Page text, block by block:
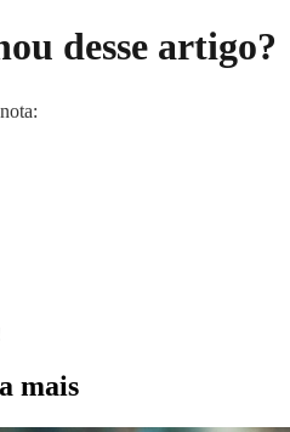
desse artigo?
mais